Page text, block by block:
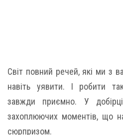
Світ повний речей, які ми з
навіть уявити. І робити
завжди приємно. У
захоплюючих моментів, що
сюрпризом.